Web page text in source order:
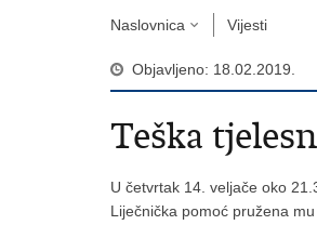
Naslovnica Vijesti
Objavljeno: 18.02.2019.
Teška
U četvrtak 14. veljače oko
Liječnička pomoć pružena